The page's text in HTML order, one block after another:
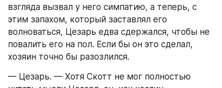
взгляда вызвал у него симпатию, а теперь, с
этим запахом, который заставлял его
волноваться, Цезарь едва сдержался, чтобы не
повалить его на пол. Если бы он это сделал,
хозяин точно бы разозлился.
— Цезарь. — Хотя Скотт не мог полностью